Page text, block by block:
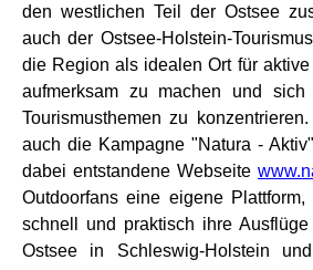
den westlichen Teil der Ostsee
auch der Ostsee-Holstein-
die Region als idealen Ort für
aufmerksam zu machen und
Tourismusthemen zu
auch die Kampagne "Natura -
dabei entstandene Webseite
Outdoorfans eine eigene
schnell und praktisch ihre
Ostsee in Schleswig-Holstein